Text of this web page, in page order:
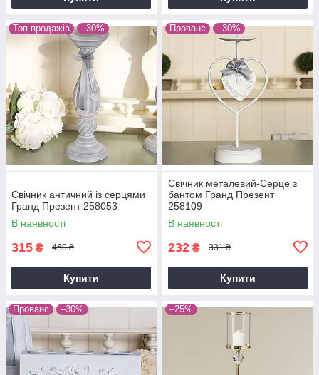
Топ продажів –30%
Свічник античний із серцями
Гранд Презент 258053
В наявності
315 ₴ 450 ₴
Купити
Прованс –30%
Свічник металевий-Серце з
бантом Гранд Презент
258109
В наявності
232 ₴ 331 ₴
Купити
Прованс –30% –25%